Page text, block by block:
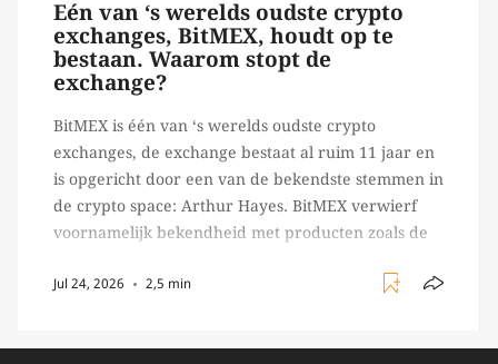
Eén van ‘s werelds oudste crypto
exchanges, BitMEX, houdt op te
bestaan. Waarom stopt de
exchange?
BitMEX is één van ‘s werelds oudste crypto
exchanges, de exchange bestaat al ruim 11 jaar en
is opgericht door een van de bekendste stemmen in
de crypto space: Arthur Hayes. BitMEX verwierf
voornamelijk bekendheid met producten zoals de
exchange vooral bekend om het brede aanbod in
Jul 24, 2026 2,5 min